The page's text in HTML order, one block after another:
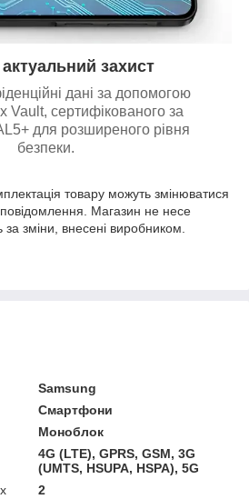
захист
дані за допомогою
Vault, сертифікованого за
для розширеного рівня
безпеки.
товару можуть змінюватися
Магазин не несе
за зміни, внесені виробником.
Samsung
Смартфони
Моноблок
4G (LTE), GPRS, GSM, 3G
(UMTS, HSUPA, HSPA), 5G
2